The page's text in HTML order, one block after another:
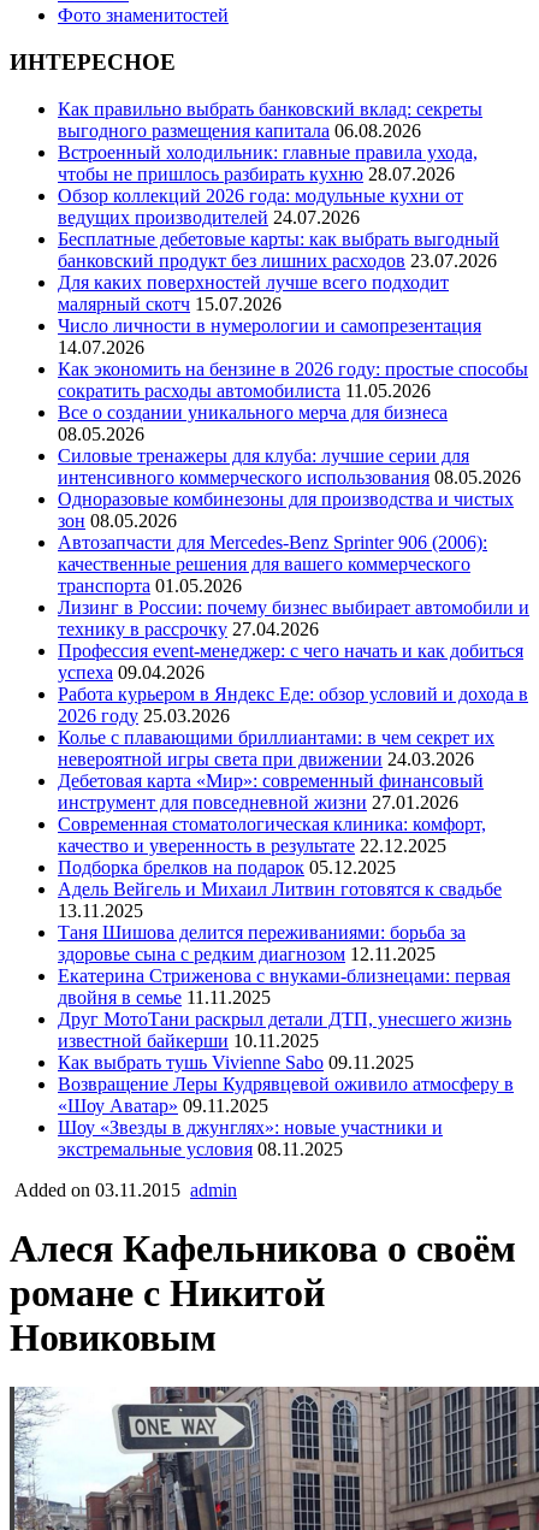
Фото знаменитостей
ИНТЕРЕСНОЕ
Как правильно выбрать банковский вклад: секреты
выгодного размещения капитала 06.08.2026
Встроенный холодильник: главные правила ухода,
чтобы не пришлось разбирать кухню 28.07.2026
Обзор коллекций 2026 года: модульные кухни от
ведущих производителей 24.07.2026
Бесплатные дебетовые карты: как выбрать выгодный
банковский продукт без лишних расходов 23.07.2026
Для каких поверхностей лучше всего подходит
малярный скотч 15.07.2026
Число личности в нумерологии и самопрезентация
14.07.2026
Как экономить на бензине в 2026 году: простые способы
сократить расходы автомобилиста 11.05.2026
Все о создании уникального мерча для бизнеса
08.05.2026
Силовые тренажеры для клуба: лучшие серии для
интенсивного коммерческого использования 08.05.2026
Одноразовые комбинезоны для производства и чистых
зон 08.05.2026
Автозапчасти для Mercedes-Benz Sprinter 906 (2006):
качественные решения для вашего коммерческого
транспорта 01.05.2026
Лизинг в России: почему бизнес выбирает автомобили и
технику в рассрочку 27.04.2026
Профессия event-менеджер: с чего начать и как добиться
успеха 09.04.2026
Работа курьером в Яндекс Еде: обзор условий и дохода в
2026 году 25.03.2026
Колье с плавающими бриллиантами: в чем секрет их
невероятной игры света при движении 24.03.2026
Дебетовая карта «Мир»: современный финансовый
инструмент для повседневной жизни 27.01.2026
Современная стоматологическая клиника: комфорт,
качество и уверенность в результате 22.12.2025
Подборка брелков на подарок 05.12.2025
Адель Вейгель и Михаил Литвин готовятся к свадьбе
13.11.2025
Таня Шишова делится переживаниями: борьба за
здоровье сына с редким диагнозом 12.11.2025
Екатерина Стриженова с внуками-близнецами: первая
двойня в семье 11.11.2025
Друг МотоТани раскрыл детали ДТП, унесшего жизнь
известной байкерши 10.11.2025
Как выбрать тушь Vivienne Sabo 09.11.2025
Возвращение Леры Кудрявцевой оживило атмосферу в
«Шоу Аватар» 09.11.2025
Шоу «Звезды в джунглях»: новые участники и
экстремальные условия 08.11.2025
Added on 03.11.2015 admin
Алеся Кафельникова о своём
романе с Никитой
Новиковым